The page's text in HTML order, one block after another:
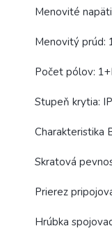
Menovité
Menovitý prúd:
Počet pólov:
Stupeň krytia:
Charakteristika
Skratová
Prierez
Hrúbka